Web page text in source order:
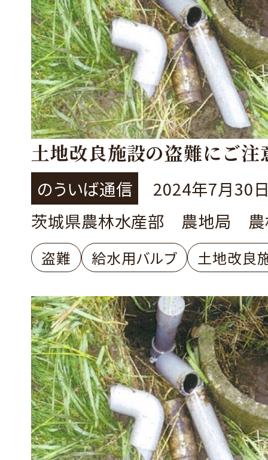
土地改良施設の盗難にご注
のういば通信
2024年7月30
茨城県農林水産部 農地局 農
盗難 給水用バルブ 土地改良